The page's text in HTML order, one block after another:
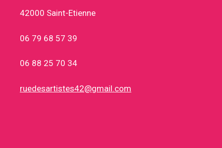
42000 Saint-Etienne
06 79 68 57 39
06 88 25 70 34
ruedesartistes42@gmail.com